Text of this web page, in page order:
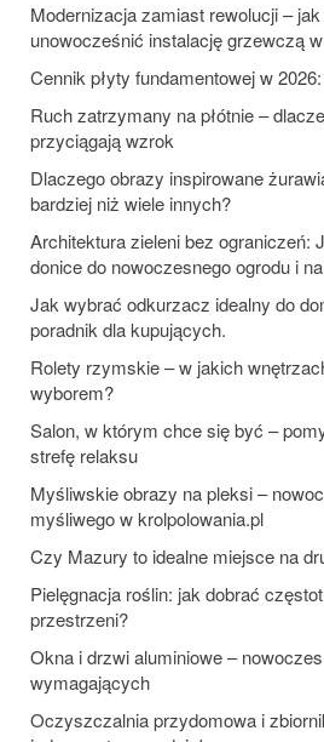
Modernizacja zamiast rewolucji –
unowocześnić instalację grzewczą
Cennik płyty fundamentowej w
Ruch zatrzymany na płótnie –
przyciągają wzrok
Dlaczego obrazy inspirowane
bardziej niż wiele innych?
Architektura zieleni bez ograniczeń:
donice do nowoczesnego ogrodu i
Jak wybrać odkurzacz idealny do
poradnik dla kupujących.
Rolety rzymskie – w jakich
wyborem?
Salon, w którym chce się być –
strefę relaksu
Myśliwskie obrazy na pleksi –
myśliwego w krolpolowania.pl
Czy Mazury to idealne miejsce na
Pielęgnacja roślin: jak dobrać
przestrzeni?
Okna i drzwi aluminiowe –
wymagających
Oczyszczalnia przydomowa i